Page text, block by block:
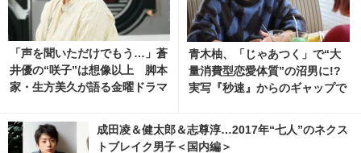
「声を聞いただけでもう…」蒼
井優の“咲子”は想像以上 脚本
家・生方美久が語る金曜ドラマ
青木柚、「じゃあつく」で“大
量消費型恋愛体質”の沼男に!?
実写『秒速』からのギャップで
成田凌＆健太郎＆志尊淳…2017年“七人”のネクス
トブレイク男子＜国内編＞